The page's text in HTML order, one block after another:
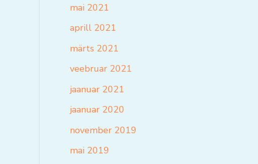
mai 2021
aprill 2021
märts 2021
veebruar 2021
jaanuar 2021
jaanuar 2020
november 2019
mai 2019